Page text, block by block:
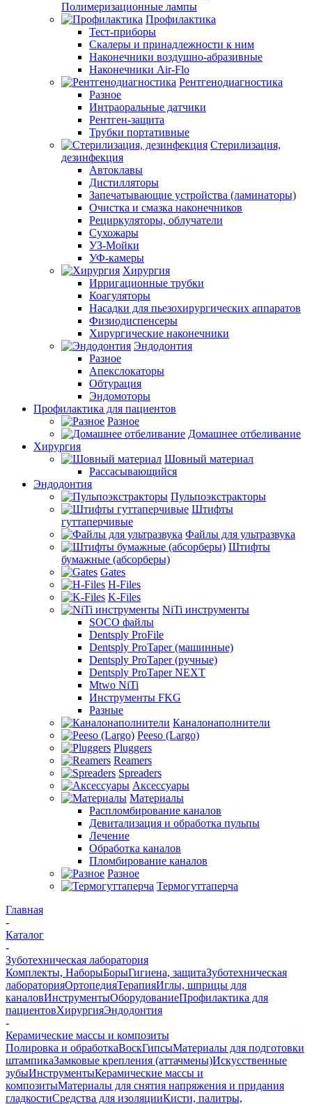
Полимеризационные лампы
Профилактика
Тест-приборы
Скалеры и принадлежности к ним
Наконечники воздушно-абразивные
Наконечники Air-Flo
Рентгенодиагностика
Разное
Интраоральные датчики
Рентген-защита
Трубки портативные
Стерилизация,
дезинфекция
Автоклавы
Дистилляторы
Запечатывающие устройства (ламинаторы)
Очистка и смазка наконечников
Рециркуляторы, облучатели
Сухожары
УЗ-Мойки
УФ-камеры
Хирургия
Ирригационные трубки
Коагуляторы
Насадки для пьезохирургических аппаратов
Физиодиспенсеры
Хирургические наконечники
Эндодонтия
Разное
Апекслокаторы
Обтурация
Эндомоторы
Профилактика для пациентов
Разное
Домашнее отбеливание
Хирургия
Шовный материал
Рассасывающийся
Эндодонтия
Пульпоэкстракторы
Штифты
гуттаперчивые
Файлы для ультразвука
Штифты
бумажные (абсорберы)
Gates
H-Files
K-Files
NiTi инструменты
SOCO файлы
Dentsply ProFile
Dentsply ProTaper (машинные)
Dentsply ProTaper (ручные)
Dentsply ProTaper NEXT
Mtwo NiTi
Инструменты FKG
Разные
Каналонаполнители
Peeso (Largo)
Pluggers
Reamers
Spreaders
Аксессуары
Материалы
Распломбирование каналов
Девитализация и обработка пульпы
Лечение
Обработка каналов
Пломбирование каналов
Разное
Термогуттаперча
Главная
-
Каталог
-
Зуботехническая лаборатория
Комплекты, НаборыБорыГигиена, защитаЗуботехническая
лабораторияОртопедияТерапияИглы, шприцы для
каналовИнструментыОборудованиеПрофилактика для
пациентовХирургияЭндодонтия
-
Керамические массы и композиты
Полировка и обработкаВоскГипсыМатериалы для подготовки
штампикаЗамковые крепления (аттачмены)Искусственные
зубыИнструментыКерамические массы и
композитыМатериалы для снятия напряжения и придания
гладкостиСредства для изоляцииКисти, палитры,